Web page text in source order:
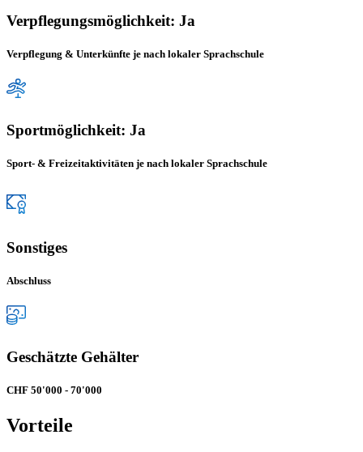
Verpflegungsmöglichkeit: Ja
Verpflegung & Unterkünfte je nach lokaler Sprachschule
Sportmöglichkeit: Ja
Sport- & Freizeitaktivitäten je nach lokaler Sprachschule
Sonstiges
Abschluss
Geschätzte Gehälter
CHF 50'000 - 70'000
Vorteile